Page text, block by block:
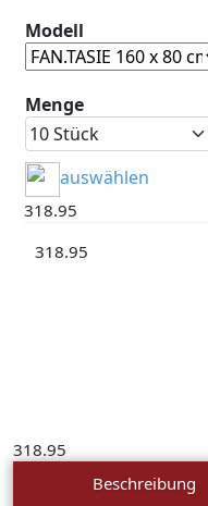
Modell
Menge
auswählen
318.95
318.95
318.95
Beschreibung